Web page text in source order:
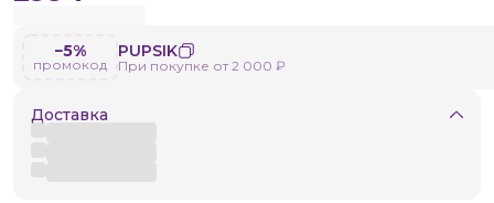
−5%
промокод
PUPSIK
При покупке от 2 000 ₽
Доставка